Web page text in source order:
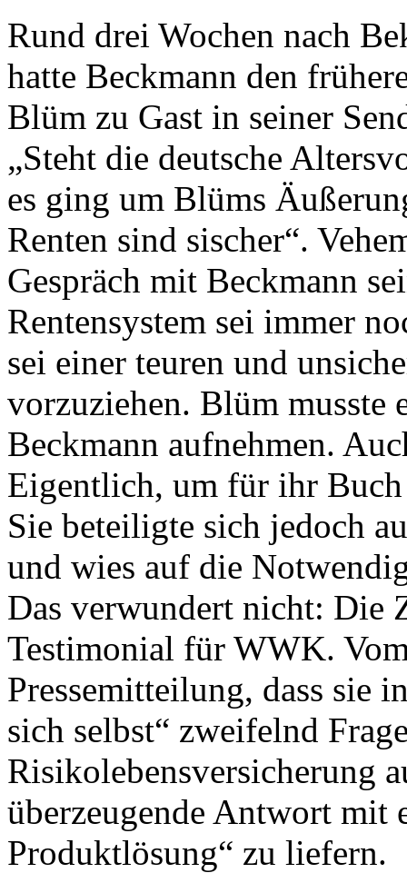
Rund drei Wochen nach
hatte Beckmann den
Blüm zu Gast in seiner
„Steht die deutsche
es ging um Blüms
Renten sind sischer“.
Gespräch mit Beckmann
Rentensystem sei immer
sei einer teuren und
vorzuziehen. Blüm musste
Beckmann aufnehmen.
Eigentlich, um für ihr Buch
Sie beteiligte sich jedoch
und wies auf die
Das verwundert nicht: Die
Testimonial für WWK.
Pressemitteilung, dass sie
sich selbst“ zweifelnd
Risikolebensversicherung
überzeugende Antwort mit
Produktlösung“ zu liefern.